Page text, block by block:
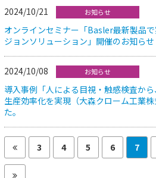
2024/10/21 お知らせ
オンラインセミナー「Basler最新製品
ジョンソリューション」開催のお知らせ
2024/10/08 お知らせ
導入事例「人による目視・触感検査か
生産効率化を実現（大森クローム工業
た。
3 4 5 6 7